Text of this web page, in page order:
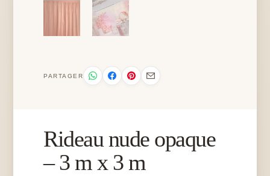
PARTAGER
Rideau nude opaque
– 3 m x 3 m